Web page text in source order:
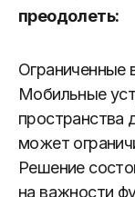
преодолеть:
Ограниченные
Мобильные
пространства
может
Решение
на важности